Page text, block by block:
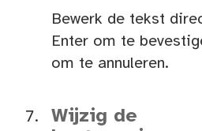
Bewerk de tekst
Enter om te
om te annuleren.
Wijzig de